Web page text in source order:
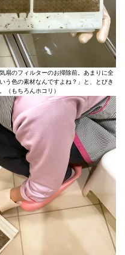
扇のフィルターのお掃除前。あまりに全
う色の素材なんですよね？」と、とびき
（もちろんホコリ）